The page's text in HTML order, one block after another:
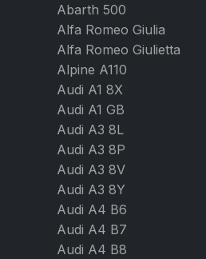
Abarth 500
Alfa Romeo Giulia
Alfa Romeo Giulietta
Alpine A110
Audi A1 8X
Audi A1 GB
Audi A3 8L
Audi A3 8P
Audi A3 8V
Audi A3 8Y
Audi A4 B6
Audi A4 B7
Audi A4 B8